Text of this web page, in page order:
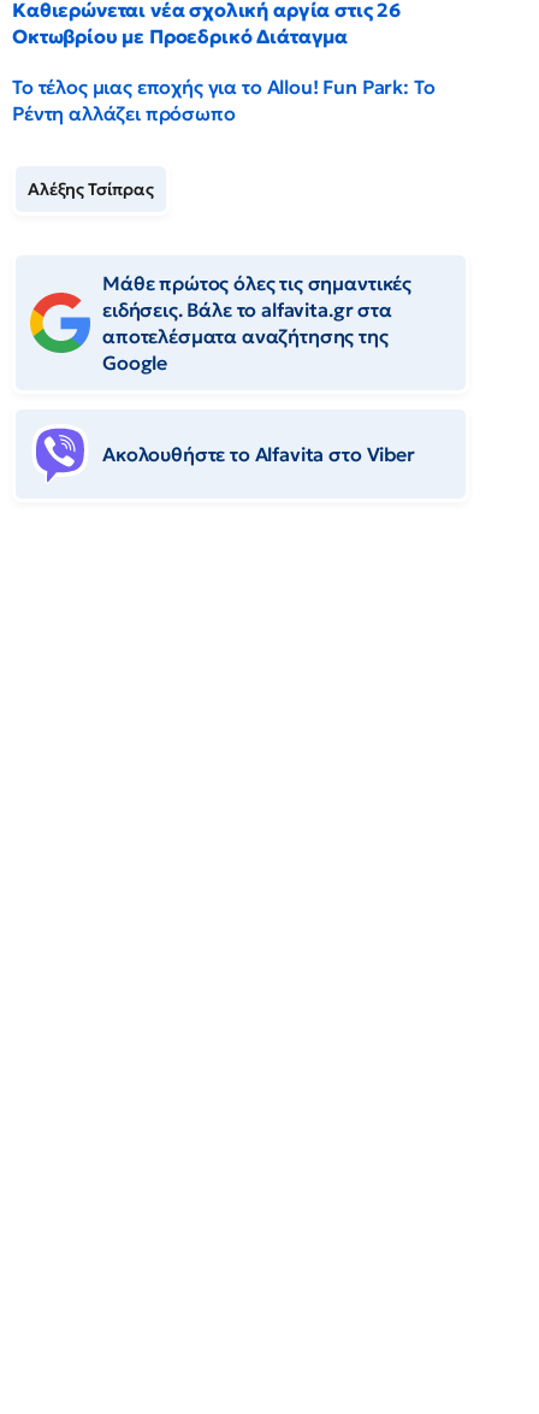
Καθιερώνεται νέα σχολική αργία στις 26
Οκτωβρίου με Προεδρικό Διάταγμα
Το τέλος μιας εποχής για το Allou! Fun Park: Το
Ρέντη αλλάζει πρόσωπο
Αλέξης Τσίπρας
Μάθε πρώτος όλες τις σημαντικές
ειδήσεις. Βάλε το alfavita.gr στα
αποτελέσματα αναζήτησης της
Google
Ακολουθήστε το Αlfavita στο Viber